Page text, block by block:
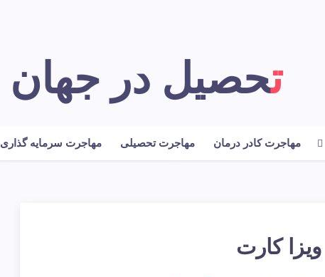
تحصیل در جهان
مهاجرت کادر درمان مهاجرت تحصیلی مهاجرت سرمایه گذاری
ویزا کارت